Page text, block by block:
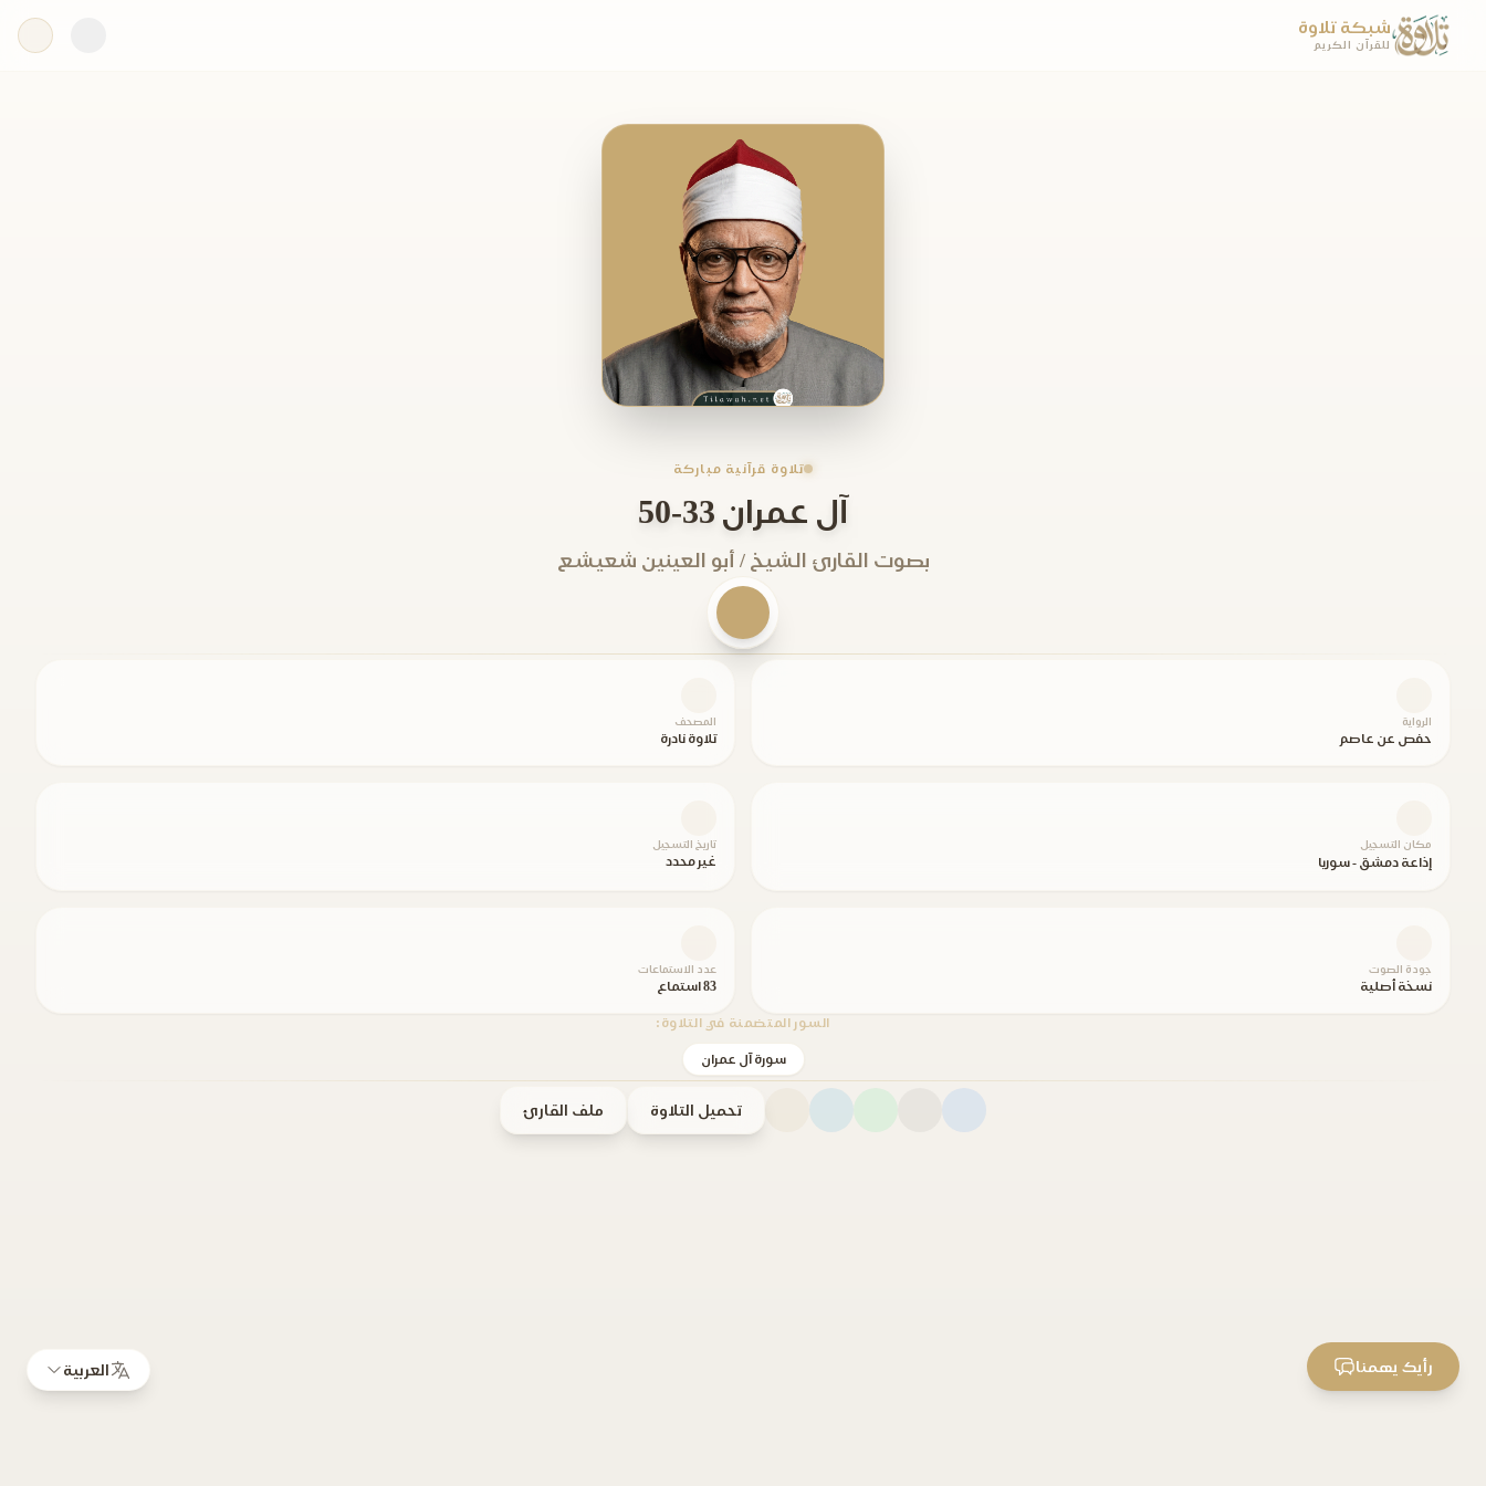
شبكة تلاوة
للقرآن الكريم
تلاوة قرآنية مباركة
آل عمران 33-50
بصوت القارئ الشيخ / أبو العينين شعيشع
الرواية
حفص عن عاصم
المصحف
تلاوة نادرة
مكان التسجيل
إذاعة دمشق - سوريا
تاريخ التسجيل
غير محدد
جودة الصوت
نسخة أصلية
عدد الاستماعات
83 استماع
السور المتضمنة في التلاوة:
سورة آل عمران
تحميل التلاوة ملف القارئ
العربية رأيك يهمنا